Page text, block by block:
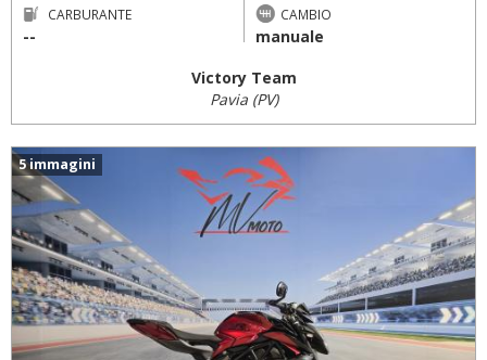
CARBURANTE
--
CAMBIO
manuale
Victory Team
Pavia (PV)
5 immagini